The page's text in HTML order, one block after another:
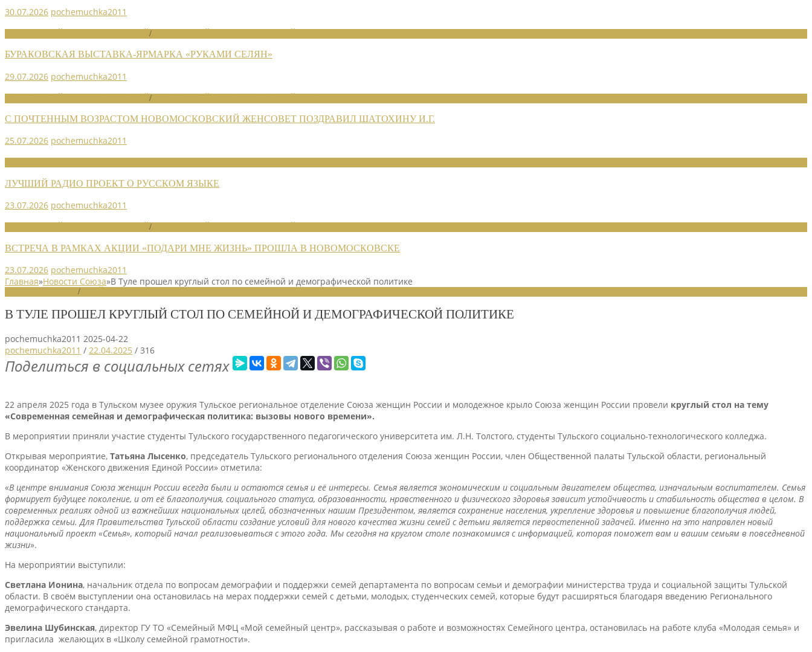
30.07.2026 pochemuchka2011
/
БУРАКОВСКАЯ ВЫСТАВКА-ЯРМАРКА «РУКАМИ СЕЛЯН»
29.07.2026 pochemuchka2011
/
С ПОЧТЕННЫМ ВОЗРАСТОМ НОВОМОСКОВСКИЙ ЖЕНСОВЕТ ПОЗДРАВИЛ ШАТОХИНУ И.Г.
25.07.2026 pochemuchka2011
ЛУЧШИЙ РАДИО ПРОЕКТ О РУССКОМ ЯЗЫКЕ
23.07.2026 pochemuchka2011
/
ВСТРЕЧА В РАМКАХ АКЦИИ «ПОДАРИ МНЕ ЖИЗНЬ» ПРОШЛА В НОВОМОСКОВСКЕ
23.07.2026 pochemuchka2011
Главная»Новости Союза»В Туле прошел круглый стол по семейной и демографической политике
/
В ТУЛЕ ПРОШЕЛ КРУГЛЫЙ СТОЛ ПО СЕМЕЙНОЙ И ДЕМОГРАФИЧЕСКОЙ ПОЛИТИКЕ
pochemuchka2011 2025-04-22
pochemuchka2011 / 22.04.2025 / 316
Поделиться в социальных сетях
22 апреля 2025 года в Тульском музее оружия Тульское региональное отделение Союза женщин России и молодежное крыло Союза женщин России провели круглый стол на тему
«Современная семейная и демографическая политика: вызовы нового времени».
В мероприятии приняли участие студенты Тульского государственного педагогического университета им. Л.Н. Толстого, студенты Тульского социально-технологического колледжа.
Открывая мероприятие, Татьяна Лысенко, председатель Тульского регионального отделения Союза женщин России, член Общественной палаты Тульской области, региональный
координатор «Женского движения Единой России» отметила:
«В центре внимания Союза женщин России всегда были и остаются семья и её интересы. Семья является экономическим и социальным двигателем общества, изначальным воспитателем. Семья
формирует будущее поколение, и от её благополучия, социального статуса, образованности, нравственного и физического здоровья зависит устойчивость и стабильность общества в целом. В
современных реалиях одной из важнейших национальных целей, обозначенных нашим Президентом, является сохранение населения, укрепление здоровья и повышение благополучия людей,
поддержка семьи. Для Правительства Тульской области создание условий для нового качества жизни семей с детьми является первостепенной задачей. Именно на это направлен новый
национальный проект «Семья», который начал реализовываться с этого года. Мы сегодня на круглом столе познакомимся с информацией, которая поможет вам и вашим семьям в повседневной
жизни».
На мероприятии выступили:
Светлана Ионина, начальник отдела по вопросам демографии и поддержки семей департамента по вопросам семьи и демографии министерства труда и социальной защиты Тульской
области. В своём выступлении она остановилась на мерах поддержки семей с детьми, молодых, студенческих семей, которые будут расширяться благодаря введению Регионального
демографического стандарта.
Эвелина Шубинская, директор ГУ ТО «Семейный МФЦ «Мой семейный центр», рассказывая о работе и возможностях Семейного центра, остановилась на работе клуба «Молодая семья» и
пригласила желающих в «Школу семейной грамотности».